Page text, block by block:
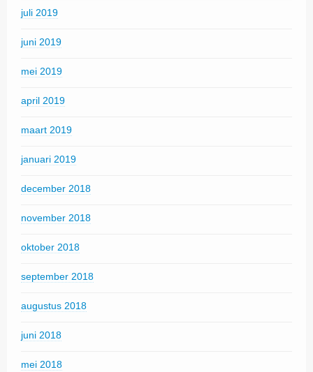
juli 2019
juni 2019
mei 2019
april 2019
maart 2019
januari 2019
december 2018
november 2018
oktober 2018
september 2018
augustus 2018
juni 2018
mei 2018